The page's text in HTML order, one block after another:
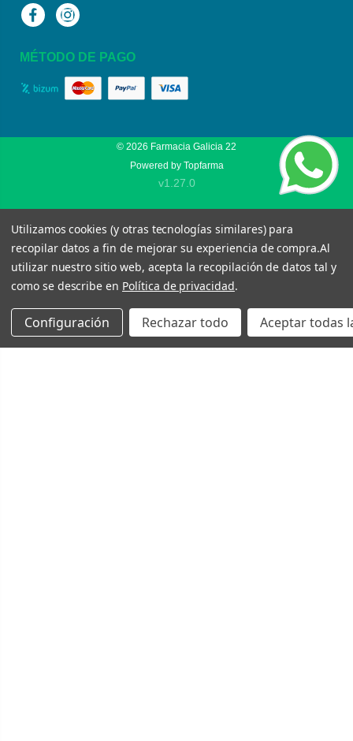
FacebookInstagram
MÉTODO DE PAGO
© 2026 Farmacia Galicia 22
Powered by Topfarma
v1.27.0
Utilizamos cookies (y otras tecnologías similares) para
recopilar datos a fin de mejorar su experiencia de compra.Al
utilizar nuestro sitio web, acepta la recopilación de datos tal y
como se describe en Política de privacidad.
Configuración Rechazar todo Aceptar todas